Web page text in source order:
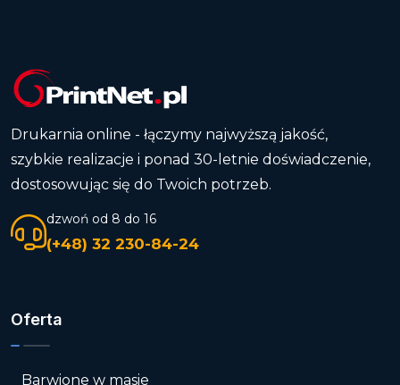
Drukarnia online - łączymy najwyższą jakość,
szybkie realizacje i ponad 30-letnie doświadczenie,
dostosowując się do Twoich potrzeb.
dzwoń od 8 do 16
(+48) 32 230-84-24
Oferta
Barwione w masie